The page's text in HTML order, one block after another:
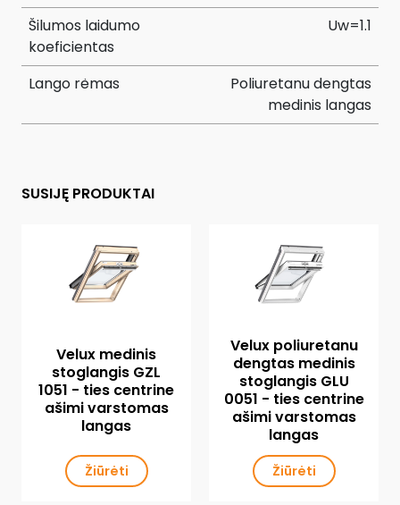
Šilumos laidumo
koeficientas
Uw=1.1
Lango rėmas
Poliuretanu dengtas
medinis langas
SUSIJĘ PRODUKTAI
Velux medinis
stoglangis GZL
1051 - ties centrine
ašimi varstomas
langas
Žiūrėti
Velux poliuretanu
dengtas medinis
stoglangis GLU
0051 - ties centrine
ašimi varstomas
langas
Žiūrėti